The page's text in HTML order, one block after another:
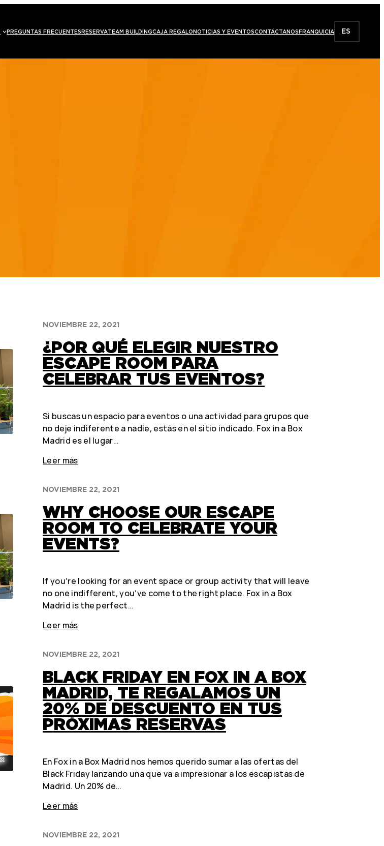
PREGUNTAS FRECUENTES RESERVATEAM BUILDINGCAJA REGALO NOTICIAS Y EVENTOSCONTÁCTANOS FRANQUICIA ES
NOVIEMBRE 22, 2021
¿POR QUÉ ELEGIR NUESTRO
ESCAPE ROOM PARA
CELEBRAR TUS EVENTOS?
Si buscas un espacio para eventos o una actividad para grupos que
no deje indiferente a nadie, estás en el sitio indicado. Fox in a Box
Madrid es el lugar…
Leer más
NOVIEMBRE 22, 2021
WHY CHOOSE OUR ESCAPE
ROOM TO CELEBRATE YOUR
EVENTS?
If you’re looking for an event space or group activity that will leave
no one indifferent, you’ve come to the right place. Fox in a Box
Madrid is the perfect…
Leer más
NOVIEMBRE 22, 2021
BLACK FRIDAY EN FOX IN A BOX
MADRID, TE REGALAMOS UN
20% DE DESCUENTO EN TUS
PRÓXIMAS RESERVAS
En Fox in a Box Madrid nos hemos querido sumar a las ofertas del
Black Friday lanzando una que va a impresionar a los escapistas de
Madrid. Un 20% de…
Leer más
NOVIEMBRE 22, 2021